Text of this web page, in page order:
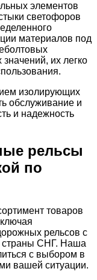
элементов
светофоров
материалов под
их легко
изолирующих
обслуживание и
и надежность
рельсы
по
товаров
рельсов с
страны СНГ. Наша
с выбором в
вашей ситуации.